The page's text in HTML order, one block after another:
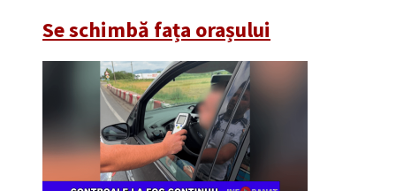
Se schimbă fața orașului